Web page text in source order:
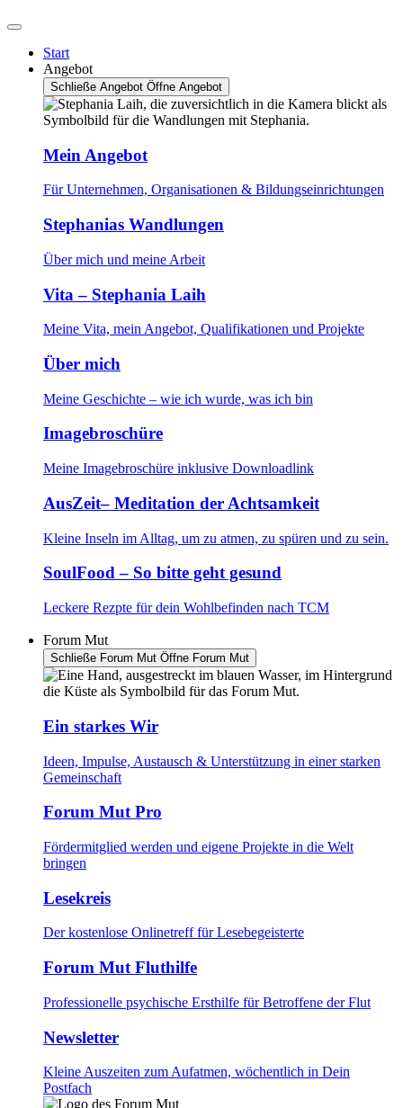
Start
Angebot
Schließe Angebot Öffne Angebot
Mein Angebot
Für Unternehmen, Organisationen & Bildungseinrichtungen
Stephanias Wandlungen
Über mich und meine Arbeit
Vita – Stephania Laih
Meine Vita, mein Angebot, Qualifikationen und Projekte
Über mich
Meine Geschichte – wie ich wurde, was ich bin
Imagebroschüre
Meine Imagebroschüre inklusive Downloadlink
AusZeit– Meditation der Achtsamkeit
Kleine Inseln im Alltag, um zu atmen, zu spüren und zu sein.
SoulFood – So bitte geht gesund
Leckere Rezpte für dein Wohlbefinden nach TCM
Forum Mut
Schließe Forum Mut Öffne Forum Mut
Ein starkes Wir
Ideen, Impulse, Austausch & Unterstützung in einer starken
Gemeinschaft
Forum Mut Pro
Fördermitglied werden und eigene Projekte in die Welt
bringen
Lesekreis
Der kostenlose Onlinetreff für Lesebegeisterte
Forum Mut Fluthilfe
Professionelle psychische Ersthilfe für Betroffene der Flut
Newsletter
Kleine Auszeiten zum Aufatmen, wöchentlich in Dein
Postfach